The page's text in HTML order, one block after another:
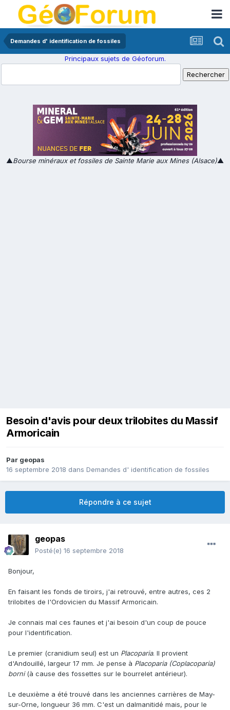
Demandes d' identification de fossiles
Principaux sujets de Géoforum.
▲Bourse minéraux et fossiles de Sainte Marie aux Mines (Alsace)▲
Besoin d'avis pour deux trilobites du Massif
Armoricain
Par geopas
16 septembre 2018 dans Demandes d' identification de fossiles
Répondre à ce sujet
geopas
Posté(e) 16 septembre 2018
Bonjour,
En faisant les fonds de tiroirs, j'ai retrouvé, entre autres, ces 2
trilobites de l'Ordovicien du Massif Armoricain.
Je connais mal ces faunes et j'ai besoin d'un coup de pouce
pour l'identification.
Le premier (cranidium seul) est un Placoparia. Il provient
d'Andouillé, largeur 17 mm. Je pense à Placoparia (Coplacoparia)
borni(à cause des fossettes sur le bourrelet antérieur).
Le deuxième a été trouvé dans les anciennes carrières de May-
sur-Orne, longueur 36 mm. C'est un dalmanitidé mais, pour le